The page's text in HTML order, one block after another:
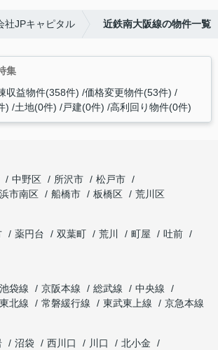
社JPキャピタル 近鉄南大阪線の物件一覧
集
収益物件(358件) 価格変更物件(53件)
) 土地(0件) 戸建(0件) 高利回り物件(0件)
中野区 所沢市
松戸市
市南区 船橋市 板橋区
荒川区
薬円台 双葉町 荒川 町屋
吐前
袋線 京阪本線 総武線
中央線
北線 常磐緩行線 東武東上線
京急本線
沼袋 西川口 川口
北小金